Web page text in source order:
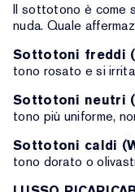
Il sottotono è come
nuda. Quale
Sottotoni freddi
tono rosato e si
Sottotoni neutri
tono più uniforme,
Sottotoni caldi
tono dorato o